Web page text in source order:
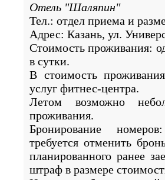
Отель "Шаляпин"
Тел.: отдел приема и
Адрес: Казань, ул.
Стоимость проживания:
в сутки.
В стоимость
услуг фитнес-центра.
Летом возможно
проживания.
Бронирование
требуется отменить
планированного ранее
штраф в размере